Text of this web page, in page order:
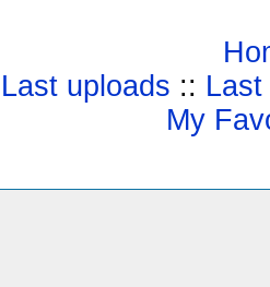
Last uploads ::
My